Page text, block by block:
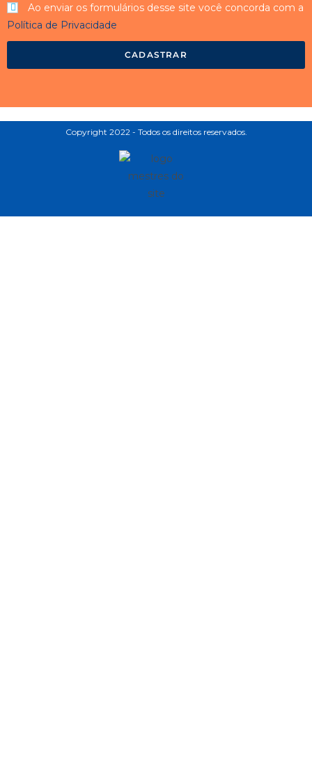
Ao enviar os formulários desse site você concorda com a
Política de Privacidade
CADASTRAR
Copyright 2022 - Todos os direitos reservados.